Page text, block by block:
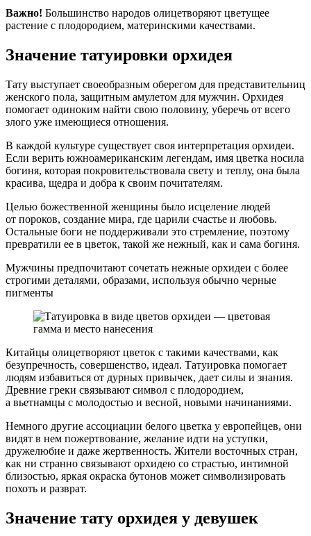
Важно! Большинство народов олицетворяют цветущее
растение с плодородием, материнскими качествами.
Значение татуировки орхидея
Тату выступает своеобразным оберегом для представительниц
женского пола, защитным амулетом для мужчин. Орхидея
помогает одиноким найти свою половину, уберечь от всего
злого уже имеющиеся отношения.
В каждой культуре существует своя интерпретация орхидеи.
Если верить южноамериканским легендам, имя цветка носила
богиня, которая покровительствовала свету и теплу, она была
красива, щедра и добра к своим почитателям.
Целью божественной женщины было исцеление людей
от пороков, создание мира, где царили счастье и любовь.
Остальные боги не поддерживали это стремление, поэтому
превратили ее в цветок, такой же нежный, как и сама богиня.
Мужчины предпочитают сочетать нежные орхидеи с более
строгими деталями, образами, используя обычно черные
пигменты
Китайцы олицетворяют цветок с такими качествами, как
безупречность, совершенство, идеал. Татуировка помогает
людям избавиться от дурных привычек, дает силы и знания.
Древние греки связывают символ с плодородием,
а вьетнамцы с молодостью и весной, новыми начинаниями.
Немного другие ассоциации белого цветка у европейцев, они
видят в нем пожертвование, желание идти на уступки,
дружелюбие и даже жертвенность. Жители восточных стран,
как ни странно связывают орхидею со страстью, интимной
близостью, яркая окраска бутонов может символизировать
похоть и разврат.
Значение тату орхидея у девушек